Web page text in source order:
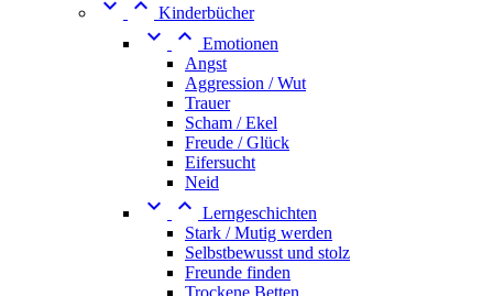
  Kinderbücher
  Emotionen
Angst
Aggression / Wut
Trauer
Scham / Ekel
Freude / Glück
Eifersucht
Neid
  Lerngeschichten
Stark / Mutig werden
Selbstbewusst und stolz
Freunde finden
Trockene Betten